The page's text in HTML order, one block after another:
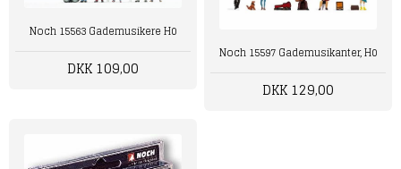
Noch 15563 Gademusikere H0
DKK 109,00
Noch 15597 Gademusikanter, H0
DKK 129,00